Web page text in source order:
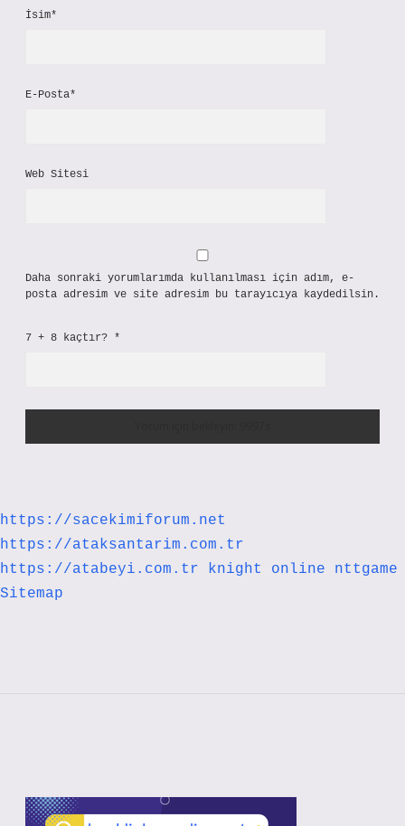
İsim*
E-Posta*
Web Sitesi
Daha sonraki yorumlarımda kullanılması için adım, e-
posta adresim ve site adresim bu tarayıcıya kaydedilsin.
7 + 8 kaçtır? *
https://sacekimiforum.net
https://ataksantarim.com.tr
https://atabeyi.com.tr
knight online
nttgame
Sitemap